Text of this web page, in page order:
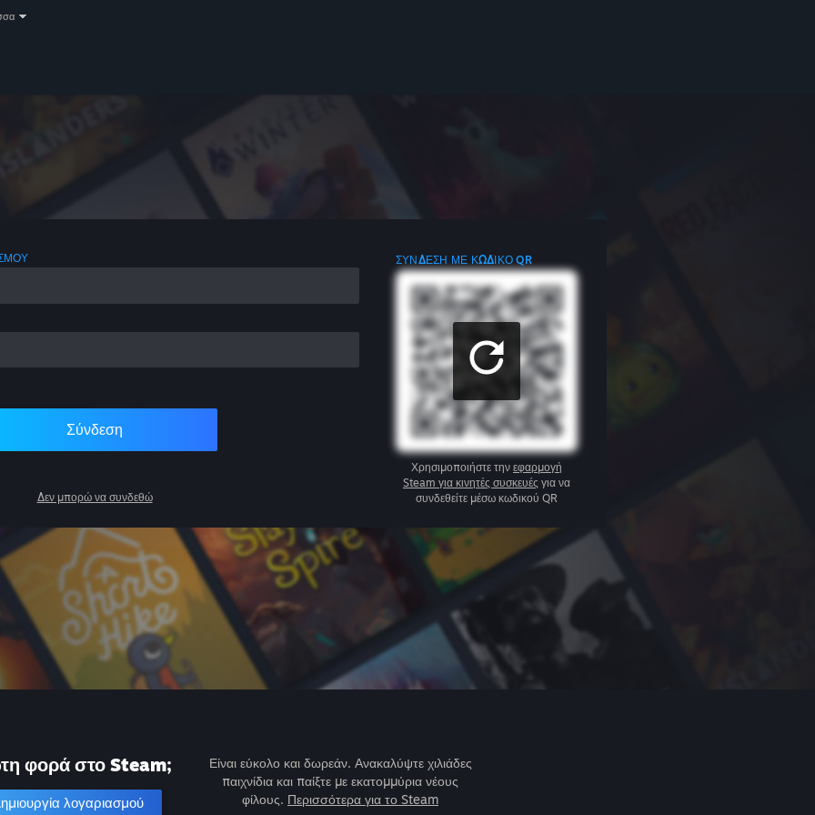
Σύνδεση
Δεν μπορώ να συνδεθώ
ΣΎΝΔΕΣΗ ΜΕ ΚΩΔΙΚΌ QR
Χρησιμοποιήστε την εφαρμογή
Steam για κινητές συσκευές για να
συνδεθείτε μέσω κωδικού QR
φορά στο Steam;
λογαριασμού
Είναι εύκολο και δωρεάν. Ανακαλύψτε χιλιάδες
παιχνίδια και παίξτε με εκατομμύρια νέους
φίλους. Περισσότερα για το Steam